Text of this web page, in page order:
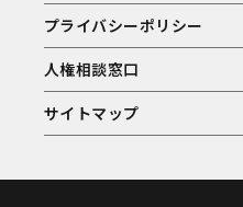
プライバシーポリシー
人権相談窓口
サイトマップ